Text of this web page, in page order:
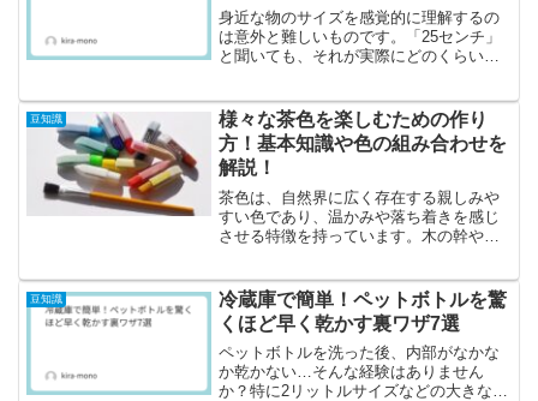
身近な物のサイズを感覚的に理解するの
は意外と難しいものです。「25センチ」
と聞いても、それが実際にどのくらいの
目にするサイズであるにもかかわらず、
ピンとこないという方も...
豆知識
様々な茶色を楽しむための作り
方！基本知識や色の組み合わせを
解説！
茶色は、自然界に広く存在する親しみや
すい色であり、温かみや落ち着きを感じ
させる特徴を持っています。木の幹や
きます。そのため、アートやデザイン、
インテリア、ファッションな...
豆知識
冷蔵庫で簡単！ペットボトルを驚
くほど早く乾かす裏ワザ7選
ペットボトルを洗った後、内部がなかな
か乾かない…そんな経験はありません
か？特に2リットルサイズなどの大きなボ